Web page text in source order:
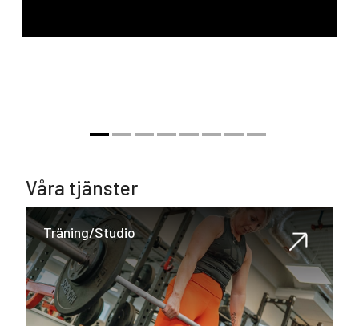
Våra tjänster
Träning/Studio